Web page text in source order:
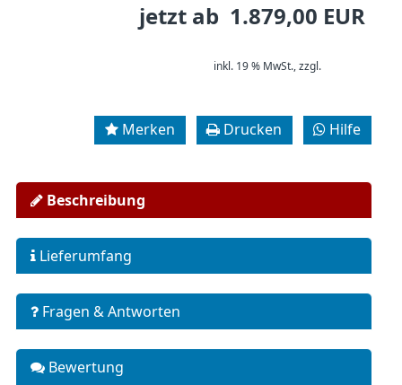
jetzt ab 1.879,00 EUR
inkl. 19 % MwSt.,zzgl.
Merken Drucken Hilfe
Beschreibung
Lieferumfang
Fragen & Antworten
Bewertung